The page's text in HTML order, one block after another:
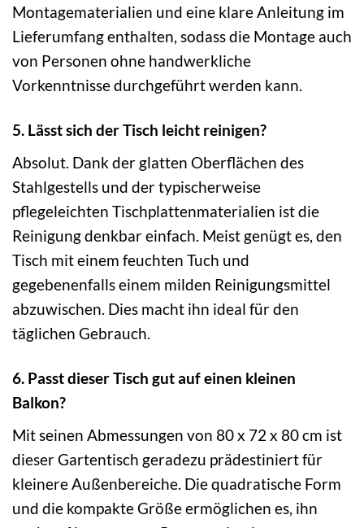
Montagematerialien und eine klare Anleitung im
Lieferumfang enthalten, sodass die Montage auch
von Personen ohne handwerkliche
Vorkenntnisse durchgeführt werden kann.
5. Lässt sich der Tisch leicht reinigen?
Absolut. Dank der glatten Oberflächen des
Stahlgestells und der typischerweise
pflegeleichten Tischplattenmaterialien ist die
Reinigung denkbar einfach. Meist genügt es, den
Tisch mit einem feuchten Tuch und
gegebenenfalls einem milden Reinigungsmittel
abzuwischen. Dies macht ihn ideal für den
täglichen Gebrauch.
6. Passt dieser Tisch gut auf einen kleinen
Balkon?
Mit seinen Abmessungen von 80 x 72 x 80 cm ist
dieser Gartentisch geradezu prädestiniert für
kleinere Außenbereiche. Die quadratische Form
und die kompakte Größe ermöglichen es, ihn